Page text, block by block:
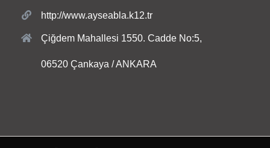
http://www.ayseabla.k12.tr
Çiğdem Mahallesi 1550. Cadde No:5,
06520 Çankaya / ANKARA